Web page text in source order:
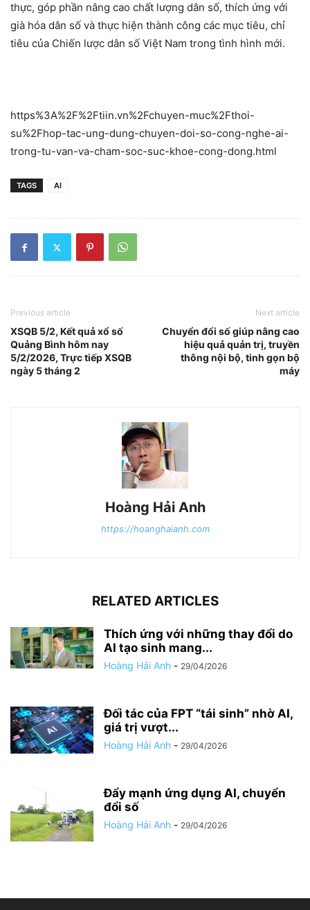
thực, góp phần nâng cao chất lượng dân số, thích ứng với
già hóa dân số và thực hiện thành công các mục tiêu, chỉ
tiêu của Chiến lược dân số Việt Nam trong tình hình mới.
https%3A%2F%2Ftiin.vn%2Fchuyen-muc%2Fthoi-
su%2Fhop-tac-ung-dung-chuyen-doi-so-cong-nghe-ai-
trong-tu-van-va-cham-soc-suc-khoe-cong-dong.html
TAGS AI
Previous article
XSQB 5/2, Kết quả xổ số
Quảng Bình hôm nay
5/2/2026, Trực tiếp XSQB
ngày 5 tháng 2
Next article
Chuyển đổi số giúp nâng cao
hiệu quả quản trị, truyền
thông nội bộ, tinh gọn bộ
máy
Hoàng Hải Anh
https://hoanghaianh.com
RELATED ARTICLES
Thích ứng với những thay đổi do
AI tạo sinh mang...
Hoàng Hải Anh - 29/04/2026
Đối tác của FPT “tái sinh” nhờ AI,
giá trị vượt...
Hoàng Hải Anh - 29/04/2026
Đẩy mạnh ứng dụng AI, chuyển
đổi số
Hoàng Hải Anh - 29/04/2026